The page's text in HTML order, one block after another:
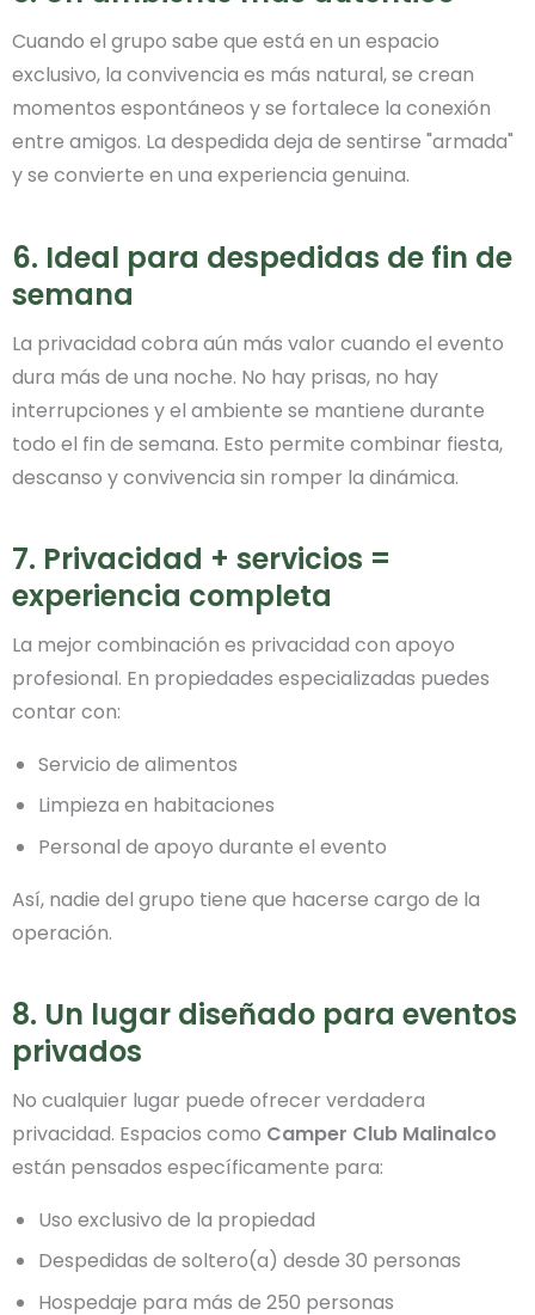
Cuando el grupo sabe que está en un espacio
exclusivo, la convivencia es más natural, se crean
momentos espontáneos y se fortalece la conexión
entre amigos. La despedida deja de sentirse "armada"
y se convierte en una experiencia genuina.
6. Ideal para despedidas de fin de
semana
La privacidad cobra aún más valor cuando el evento
dura más de una noche. No hay prisas, no hay
interrupciones y el ambiente se mantiene durante
todo el fin de semana. Esto permite combinar fiesta,
descanso y convivencia sin romper la dinámica.
7. Privacidad + servicios =
experiencia completa
La mejor combinación es privacidad con apoyo
profesional. En propiedades especializadas puedes
contar con:
Servicio de alimentos
Limpieza en habitaciones
Personal de apoyo durante el evento
Así, nadie del grupo tiene que hacerse cargo de la
operación.
8. Un lugar diseñado para eventos
privados
No cualquier lugar puede ofrecer verdadera
privacidad. Espacios como Camper Club Malinalco
están pensados específicamente para:
Uso exclusivo de la propiedad
Despedidas de soltero(a) desde 30 personas
Hospedaje para más de 250 personas